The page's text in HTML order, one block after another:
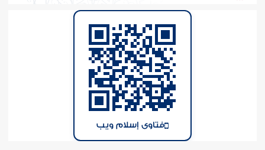
فتاوى إسلام ويب